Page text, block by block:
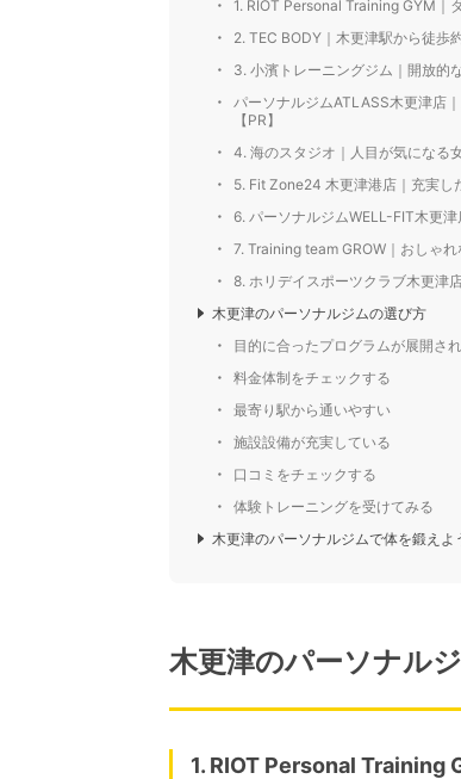
1. RIOT Personal Training GYM｜
2. TEC BODY｜木更津駅から徒歩
3. 小濱トレーニングジム｜開放的
パーソナルジムATLASS木更津店
【PR】
4. 海のスタジオ｜人目が気になる
5. Fit Zone24 木更津港店｜充実し
6. パーソナルジムWELL-FIT木更
7. Training team GROW｜おしゃ
8. ホリデイスポーツクラブ木更津
木更津のパーソナルジムの選び方
目的に合ったプログラムが展開さ
料金体制をチェックする
最寄り駅から通いやすい
施設設備が充実している
口コミをチェックする
体験トレーニングを受けてみる
木更津のパーソナルジムで体を鍛えよ
木更津のパーソナル
1. RIOT Personal Training